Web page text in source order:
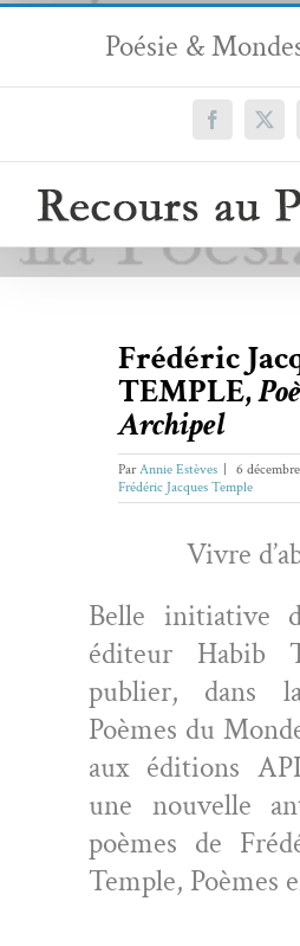
Passer
contenu
Poésie &
Facebook
X
Frédéric
TEMPLE,
Archipel
ParAnnie Estèves 6
Frédéric Jacques Temple
Vivre
Belle ini­tia­tive
édi­teur Habib
pub­li­er, dans
Poèmes du
aux édi­tions
une nou­velle
poèmes de
Tem­ple, Poèmes